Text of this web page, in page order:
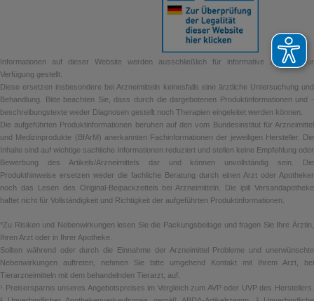
Informationen auf dieser Website werden ausschließlich für informative Zwecke zur
Verfügung gestellt.
Diese ersetzen insbesondere bei Arzneimitteln keinesfalls eine ärztliche Untersuchung und
Behandlung. Bitte beachten Sie, dass durch die dargebotenen Produktinformationen und -
beschreibungstexte weder Diagnosen gestellt noch Therapien eingeleitet werden können.
Die aufgeführten Produktinformationen beruhen auf den vom Bundesinstitut für Arzneimittel
und Medizinprodukte (BfArM) anerkannten Fachinformationen der jeweiligen Hersteller. Die
Inhalte sind auf wichtige sachliche Informationen reduziert und stellen keine Empfehlung oder
Bewerbung des Artikels/Arzneimittels dar und können unvollständig sein. Die
Produkthinweise ersetzen weder die fachliche Beratung durch einen Arzt oder Apotheker
noch das Lesen des Original-Beipackzettels bei Arzneimitteln. Die ipill Versandapotheke
haftet nicht für Vollständigkeit und Richtigkeit der aufgeführten Produktinformationen.
*Zu Risiken und Nebenwirkungen lesen Sie die Packungsbeilage und fragen Sie Ihre Ärztin,
Ihren Arzt oder in Ihrer Apotheke.
Sollten während oder durch die Einnahme der Arzneimittel Probleme und unerwünschte
Nebenwirkungen auftreten, nehmen Sie bitte umgehend Kontakt mit Ihrem Arzt, bei
Tierarzneimitteln mit dem behandelnden Tierarzt, auf.
¹ Preisersparnis unseres Angebotspreises im Vergleich zum AVP oder UVP des Herstellers.